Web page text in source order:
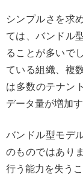
シンプルさを求
ては、バンドル
ることが多いで
ている組織、複
は多数のテナン
データ量が増加
バンドル型モデ
のものではあり
行う能力を失う